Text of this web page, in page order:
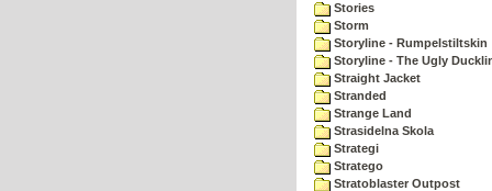
Stories
Storm
Storyline - Rumpelstiltskin
Storyline - The Ugly
Straight Jacket
Stranded
Strange Land
Strasidelna Skola
Strategi
Stratego
Stratoblaster Outpost